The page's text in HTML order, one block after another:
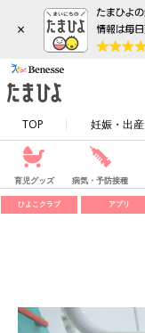
×
TOP 妊娠・出産
育児グッズ 病気・予防接種
ひよこクラブ アプリ